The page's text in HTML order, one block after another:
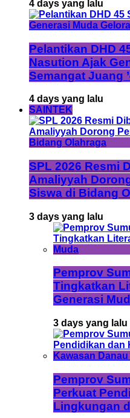
4 days yang lalu
Pelantikan DHD
Nasution Ajak
Semangat Juang
4 days yang lalu
SAINTEK
SPL 2026 Resmi
Amaliyyah
Siswa di Bidang
3 days yang lalu
Pemprov
Tingkatkan
Generasi
3 days yang lalu
Pemprov
Perkuat
Lingkungan